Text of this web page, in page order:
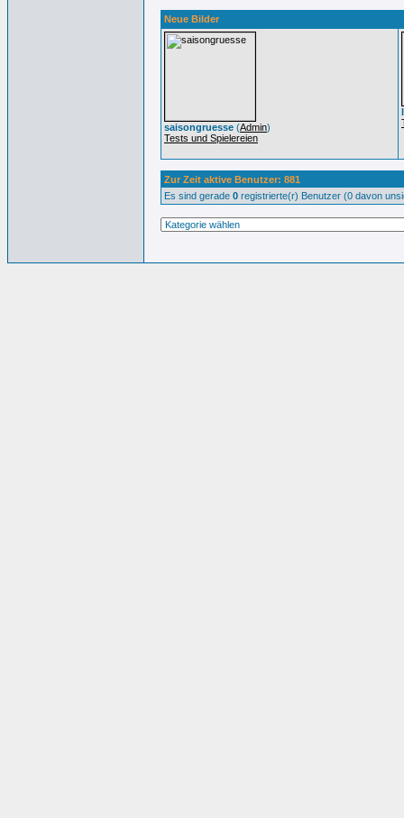
Neue Bilder
saisongruesse (Admin)
Tests und Spielereien
Zur Zeit aktive Benutzer: 881
Es sind gerade 0 registrierte(r) Benutzer (0 davon